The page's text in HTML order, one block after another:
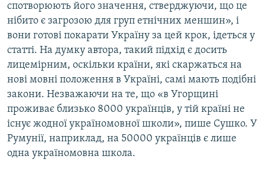
спотворюють його значення, стверджуючи, що це
нібито є загрозою для груп етнічних меншин», і
вони готові покарати Україну за цей крок, ідеться у
статті. На думку автора, такий підхід є досить
лицемірним, оскільки країни, які скаржаться на
нові мовні положення в Україні, самі мають подібні
закони. Незважаючи на те, що «в Угорщині
проживає близько 8000 українців, у тій країні не
існує жодної україномовної школи», пише Сушко. У
Румунії, наприклад, на 50000 українців є лише
одна україномовна школа.